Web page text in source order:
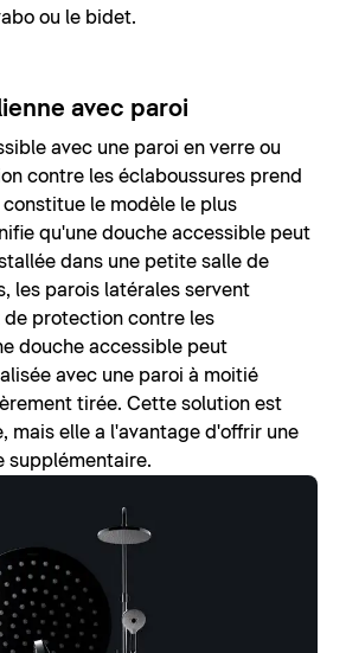
ou le bidet.
avec paroi
avec une paroi en verre ou
contre les éclaboussures prend
le modèle le plus
qu'une douche accessible peut
dans une petite salle de
les parois latérales servent
protection contre les
douche accessible peut
avec une paroi à moitié
tirée. Cette solution est
mais elle a l'avantage d'offrir une
supplémentaire.